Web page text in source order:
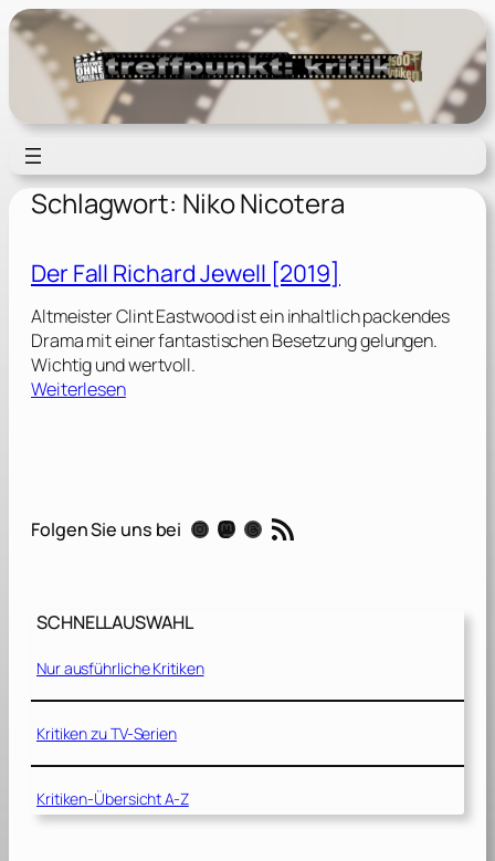
Zum
Inhalt
springen
Schlagwort: Niko Nicotera
Der Fall Richard Jewell [2019]
Altmeister Clint Eastwood ist ein inhaltlich packendes
Drama mit einer fantastischen Besetzung gelungen.
Wichtig und wertvoll.
Weiterlesen:
l
c
a
r
d
w
e
Folgen Sie uns bei Instagram Mastodon Threads RSS-Feed
SCHNELLAUSWAHL
Nur ausführliche Kritiken
Kritiken zu TV-Serien
Kritiken-Übersicht A-Z